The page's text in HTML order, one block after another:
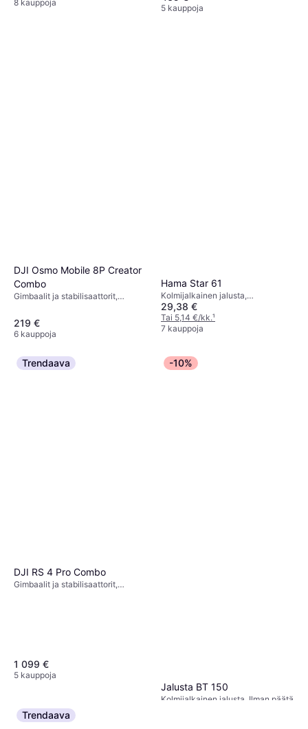
8 kauppoja
5 kauppoja
DJI Osmo Mobile 8P Creator
Combo
Gimbaalit ja stabilisaattorit,
219 €
6 kauppoja
Hama Star 61
Kolmijalkainen jalusta,
Kallistuspää
29,38 €
Tai 5,14 €/kk.¹
7 kauppoja
Trendaava
DJI RS 4 Pro Combo
Gimbaalit ja stabilisaattorit,
1 099 €
5 kauppoja
-10%
Jalusta BT 150
Kolmijalkainen jalusta, Ilman päätä
Trendaava